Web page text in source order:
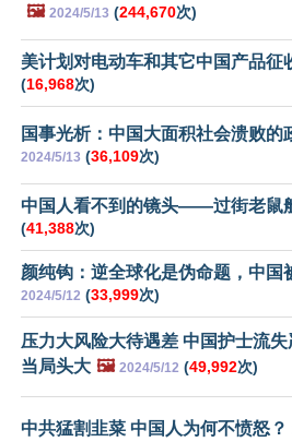
🖼️ 2024/5/13 (244,670次)
美计划对电动车和其它中国产品征
(16,968次)
国事光析：中国大面积社会溃败的
2024/5/13 (36,109次)
中国人看不到的镜头——过街老鼠
(41,388次)
颜纯钩：逆全球化是伪命题，中国
2024/5/12 (33,999次)
压力大风险大待遇差 中国护士流失
当局头大 🖼️ 2024/5/12 (49,992次)
中共猛割韭菜 中国人为何不愤怒？